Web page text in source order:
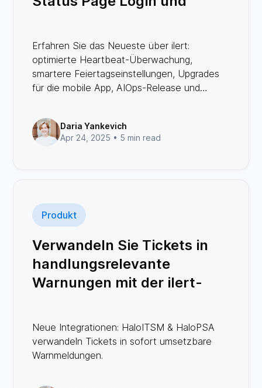
Erfahren Sie das Neueste über ilert:
optimierte Heartbeat-Überwachung,
smartere Feiertagseinstellungen, Upgrades
für die mobile App, AIOps-Release und
Daria Yankevich
Apr 24, 2025 • 5 min read
Produkt
Verwandeln Sie Tickets in
handlungsrelevante
Warnungen mit der ilert-
HaloITSM
Neue Integrationen: HaloITSM & HaloPSA
verwandeln Tickets in sofort umsetzbare
Warnmeldungen.